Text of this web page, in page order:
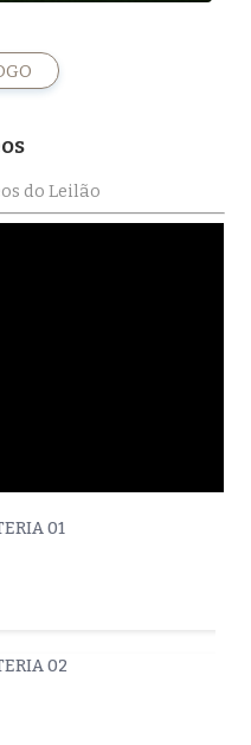
do Leilão
01
02